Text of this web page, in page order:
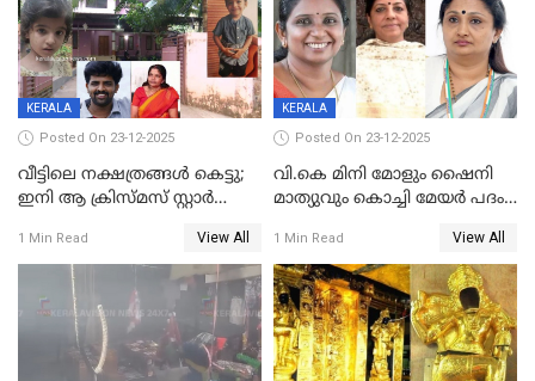
KERALA
Posted On 23-12-2025
വീട്ടിലെ നക്ഷത്രങ്ങൾ കെട്ടു;
ഇനി ആ ക്രിസ്മസ് സ്റ്റാർ
വേണ്ടിയുള്ള
പിടിവലിക്കിടയിൽ
അപ്പൂപ്പനെതിരെ പോക്സോ
കേസ് ഒടുവിൽ 4 ജീവനുകൾ
പൊലിഞ്ഞു
1 Min Read View All
KERALA
Posted On 23-12-2025
വി.കെ മിനി മോളും ഷൈനി
മാത്യുവും കൊച്ചി മേയർ പദം
മേയറാകില്ല
1 Min Read View All